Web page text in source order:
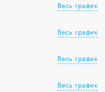
Весь график
Весь график
Весь график
Весь график